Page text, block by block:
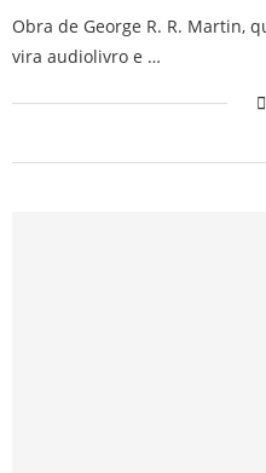
Obra de George R. R. Martin,
vira audiolivro e …